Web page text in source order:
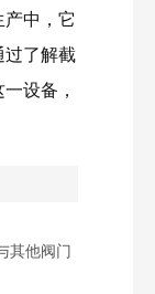
中，它
过了解截
设备，
其他阀门